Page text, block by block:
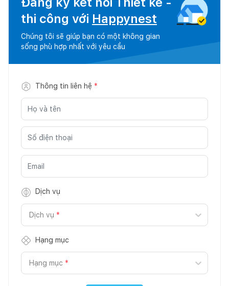
thi công với Happynest
Chúng tôi sẽ giúp bạn có một không gian
sống phù hợp nhất với yêu cầu
Thông tin liên hệ *
Dịch vụ
Dịch vụ *
Hạng mục
Hạng mục *